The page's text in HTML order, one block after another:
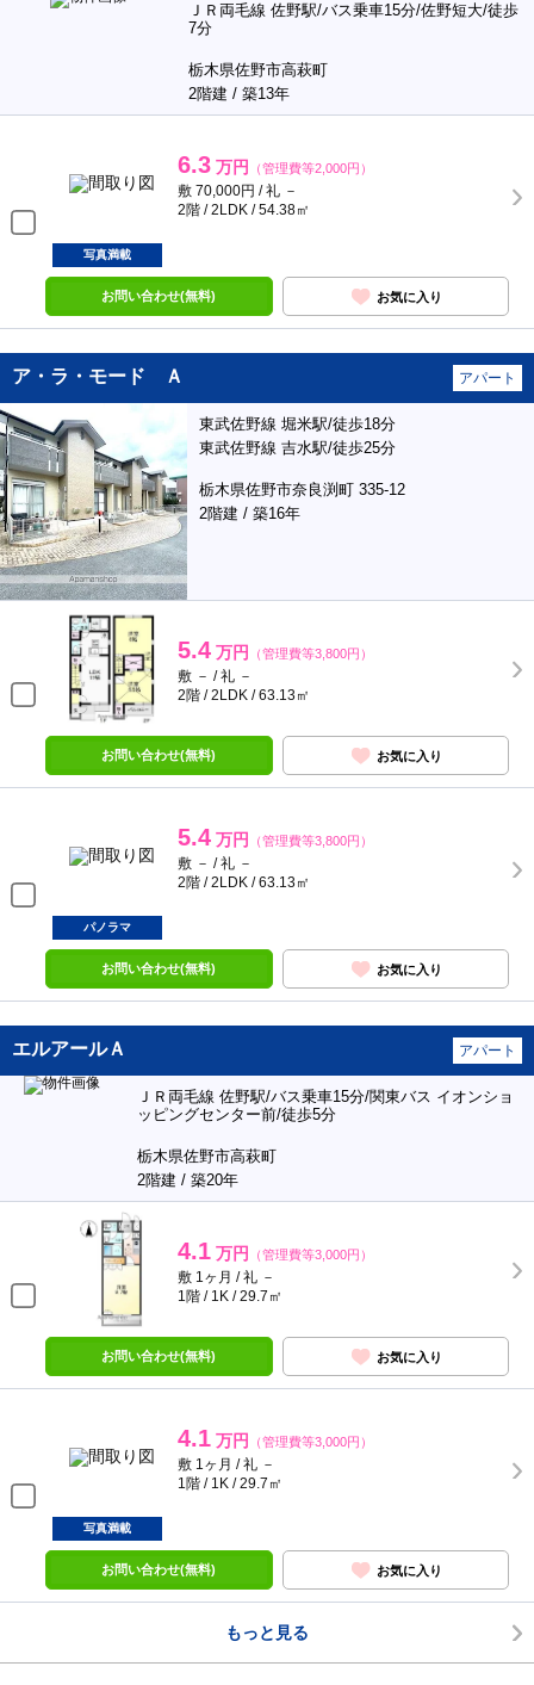
ＪＲ両毛線 佐野駅/バス乗車15分/佐野短大/徒歩
7分
栃木県佐野市高萩町
2階建 / 築13年
6.3 万円 （管理費等2,000円）
敷 70,000円 / 礼 －
2階 / 2LDK / 54.38㎡
写真満載
お問い合わせ(無料) お気に入り
ア・ラ・モード Ａ アパート
東武佐野線 堀米駅/徒歩18分
東武佐野線 吉水駅/徒歩25分
栃木県佐野市奈良渕町 335-12
2階建 / 築16年
5.4 万円 （管理費等3,800円）
敷 － / 礼 －
2階 / 2LDK / 63.13㎡
お問い合わせ(無料) お気に入り
5.4 万円 （管理費等3,800円）
敷 － / 礼 －
2階 / 2LDK / 63.13㎡
パノラマ
お問い合わせ(無料) お気に入り
エルアールＡ アパート
ＪＲ両毛線 佐野駅/バス乗車15分/関東バス イオンショ
ッピングセンター前/徒歩5分
栃木県佐野市高萩町
2階建 / 築20年
4.1 万円 （管理費等3,000円）
敷 1ヶ月 / 礼 －
1階 / 1K / 29.7㎡
お問い合わせ(無料) お気に入り
4.1 万円 （管理費等3,000円）
敷 1ヶ月 / 礼 －
1階 / 1K / 29.7㎡
写真満載
お問い合わせ(無料) お気に入り
もっと見る